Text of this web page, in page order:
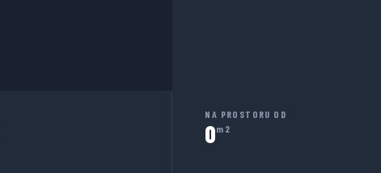
NA PROSTORU OD
0m2